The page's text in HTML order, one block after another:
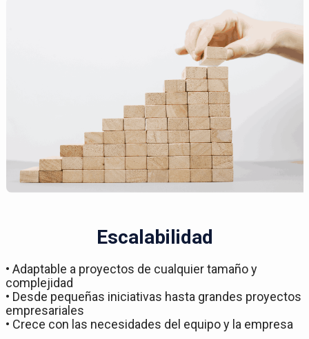
Escalabilidad
• Adaptable a proyectos de cualquier tamaño y
complejidad
• Desde pequeñas iniciativas hasta grandes proyectos
empresariales
• Crece con las necesidades del equipo y la empresa